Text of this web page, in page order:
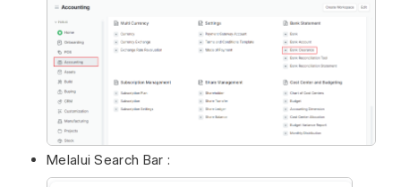
Melalui Search Bar :